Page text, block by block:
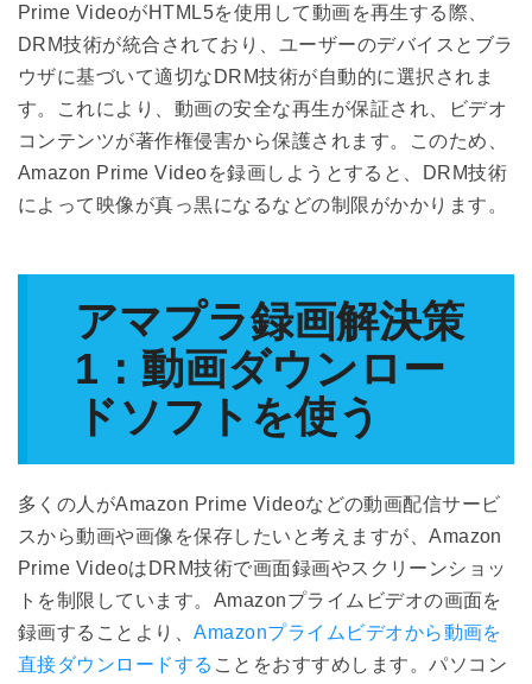
Prime VideoがHTML5を使用して動画を再生する際、
DRM技術が統合されており、ユーザーのデバイスとブラ
ウザに基づいて適切なDRM技術が自動的に選択されま
す。これにより、動画の安全な再生が保証され、ビデオ
コンテンツが著作権侵害から保護されます。このため、
Amazon Prime Videoを録画しようとすると、DRM技術
によって映像が真っ黒になるなどの制限がかかります。
アマプラ録画解決策
1：動画ダウンロー
ドソフトを使う
多くの人がAmazon Prime Videoなどの動画配信サービ
スから動画や画像を保存したいと考えますが、Amazon
Prime VideoはDRM技術で画面録画やスクリーンショッ
トを制限しています。Amazonプライムビデオの画面を
録画することより、Amazonプライムビデオから動画を
直接ダウンロードする ことをおすすめします。パソコン